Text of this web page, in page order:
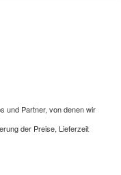
und Partner, von denen wir
der Preise, Lieferzeit